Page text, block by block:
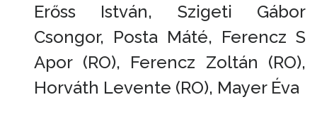
Erőss István, Szigeti Gábor
Csongor, Posta Máté, Ferencz S
Apor (RO), Ferencz Zoltán (RO),
Horváth Levente (RO), Mayer Éva